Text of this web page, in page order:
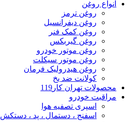
انواع روغن
روغن ترمز
روغن دیفرانسیل
روغن کمک فنر
روغن گیربکس
روغن موتور خودرو
روغن موتور سیکلت
روغن هیدرولیک فرمان
کولانت ضد یخ
محصولات تهران کار119
مراقبت خودرو
اسپری تصفیه هوا
اسفنج ، دستمال ، پد ، دستکش